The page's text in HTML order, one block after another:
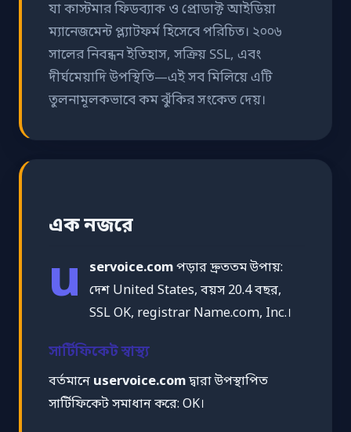
যা কাস্টমার ফিডব্যাক ও প্রোডাক্ট আইডিয়া
ম্যানেজমেন্ট প্ল্যাটফর্ম হিসেবে পরিচিত। ২০০৬
সালের নিবন্ধন ইতিহাস, সক্রিয় SSL, এবং
দীর্ঘমেয়াদি উপস্থিতি—এই সব মিলিয়ে এটি
তুলনামূলকভাবে কম ঝুঁকির সংকেত দেয়।
এক নজরে
u servoice.comপড়ার দ্রুততম উপায়:
দেশ United States, বয়স 20.4 বছর,
SSL OK, registrar Name.com, Inc.।
সার্টিফিকেট স্বাস্থ্য
বর্তমানে uservoice.comদ্বারা উপস্থাপিত
সার্টিফিকেট সমাধান করে: OK।